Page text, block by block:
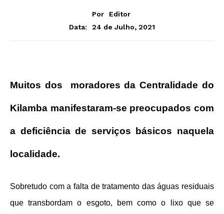
Por
Editor
Data:
24 de Julho, 2021
Muitos dos moradores da Centralidade do
Kilamba manifestaram-se preocupados com
a deficiência de serviços básicos naquela
localidade.
Sobretudo com a falta de tratamento das águas residuais
que transbordam o esgoto, bem como o lixo que se